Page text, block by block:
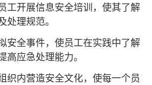
工开展信息安全培训，使其了解
处理规范。
安全事件，使员工在实践中了解
高应急处理能力。
织内营造安全文化，使每一个员